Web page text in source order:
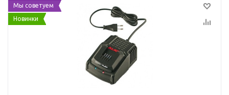
Мы советуем
Новинки